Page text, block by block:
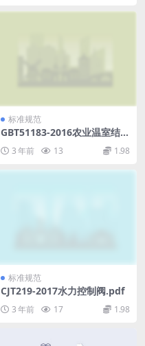
标准规范
GBT51183-2016农业温室结构
3 年前 13 1.98
标准规范
CJT219-2017水力控制阀.pdf
3 年前 17 1.98